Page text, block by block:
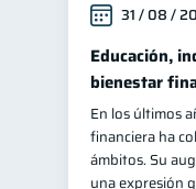
31 / 08 /
Educación,
bienestar
En los últimos
financiera ha
ámbitos. Su
una expresión